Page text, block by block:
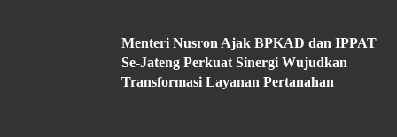
Menteri Nusron Ajak BPKAD dan IPPAT
Se-Jateng Perkuat Sinergi Wujudkan
Transformasi Layanan Pertanahan